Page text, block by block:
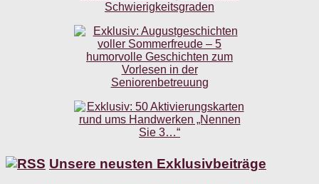
Unsere neusten Exklusivbeiträge